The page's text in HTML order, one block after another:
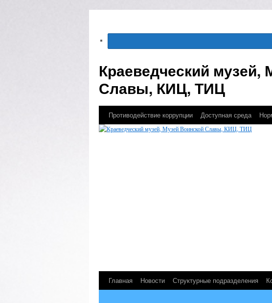
Краеведческий музей,
Славы, КИЦ, ТИЦ
Противодействие коррупции Доступная среда
Главная Новости Структурные подразделения